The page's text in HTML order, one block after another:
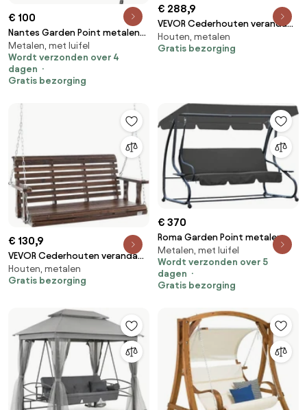
€ 100
Nantes Garden Point metalen
tuinschommel antraciet
Metalen, met luifel
Wordt verzonden over 4
dagen
Gratis bezorging
€ 288,9
VEVOR Cederhouten veranda
schommel, 1702x710x600mm,
patio schommel voor tuin en
met ophangkettingen voor
buitengebruik, bruin
Houten, metalen
Gratis bezorging
€ 130,9
VEVOR Cederhouten veranda
schommel, 1370x710x600mm,
patio schommel voor tuin en
draagvermogen van ca. 400 kg,
robuuste schommelstoelbank
met ophangkettingen voor
buitengebruik, bruin
Houten, metalen
Gratis bezorging
€ 370
Roma Garden Point metalen
tuinschommel antraciet
Metalen, met luifel
Wordt verzonden over 5
dagen
Gratis bezorging